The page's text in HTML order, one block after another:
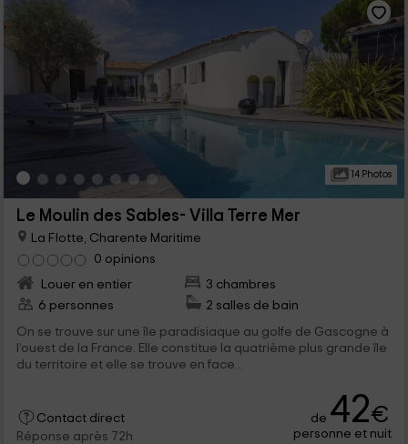
14 Photos
Le Moulin des Sables- Villa Terre Mer
La Flotte, Charente Maritime
0 opinions
Louer en entier
3 chambres
6 personnes
2 salles de bain
On se trouve sur une île paradisiaque au golfe de Gascogne à
l’ouest de la France. Elle constitue la quatrième plus grande île
du territoire et elle se trouve en face...
Contact direct
Réponse après 72h
de 42€
personne et nuit